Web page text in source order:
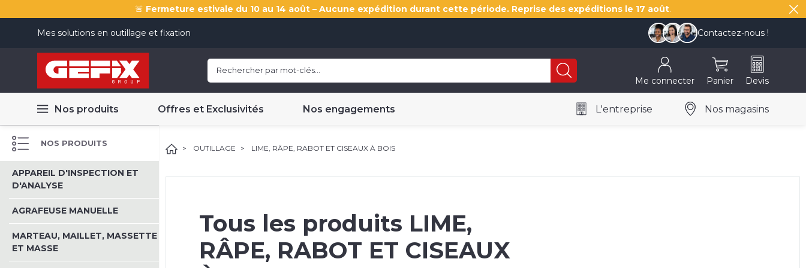
🚨 Fermeture estivale du 10 au 14 août – Aucune expédition durant cette période. Reprise des expéditions le 17 août.
Mes solutions en outillage et fixation Contactez-nous !
Me connecter Panier Devis
Nos produits Offres et Exclusivités Nos engagements L'entreprise Nos magasins
NOS PRODUITS
APPAREIL D'INSPECTION ET
D'ANALYSE
AGRAFEUSE MANUELLE
MARTEAU, MAILLET, MASSETTE
ET MASSE
OUTILLAGE LIME, RÂPE, RABOT ET CISEAUX À BOIS
Tous les produits LIME,
RÂPE, RABOT ET CISEAUX